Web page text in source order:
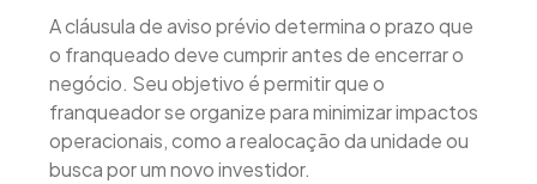
A cláusula de aviso prévio determina o prazo que
o franqueado deve cumprir antes de encerrar o
negócio. Seu objetivo é permitir que o
franqueador se organize para minimizar impactos
operacionais, como a realocação da unidade ou
busca por um novo investidor.